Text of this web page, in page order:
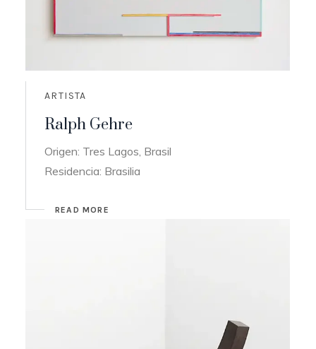
ARTISTA
Ralph Gehre
Origen: Tres Lagos, Brasil
Residencia: Brasilia
READ MORE